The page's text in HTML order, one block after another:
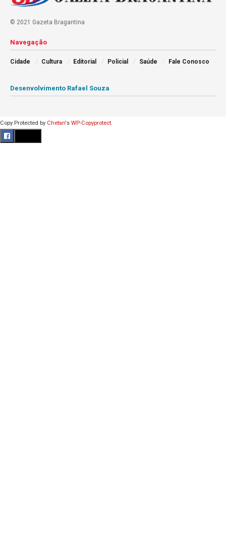
© 2021 Gazeta Bragantina
Navegação
Cidade Cultura Editorial Policial Saúde Fale Conosco
Desenvolvimento Rafael Souza
Copy Protected by Chetan's WP-Copyprotect.